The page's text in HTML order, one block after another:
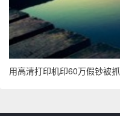
用高清打印机印60万假钞被抓